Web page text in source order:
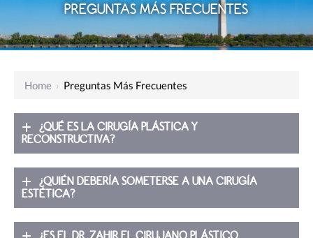
PREGUNTAS MÁS FRECUENTES
Home › Preguntas Más Frecuentes
¿QUÉ ES LA CIRUGÍA PLÁSTICA Y
RECONSTRUCTIVA?
¿QUIÉN DEBERÍA SOMETERSE A UNA CIRUGÍA
ESTÉTICA?